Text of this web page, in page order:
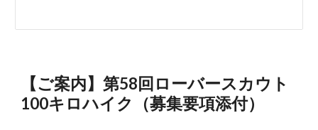
【ご案内】第58回ローバースカウト
100キロハイク（募集要項添付）